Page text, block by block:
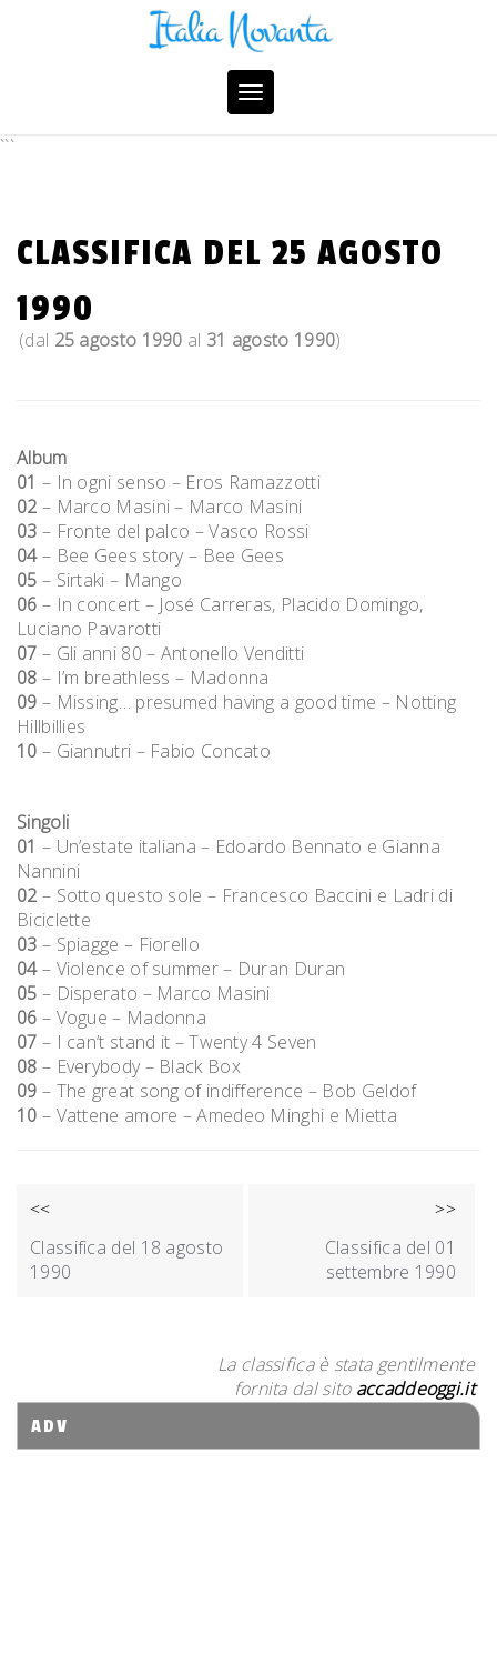
Toggle
navigation
```
CLASSIFICA DEL 25 AGOSTO
1990
(dal 25 agosto 1990 al 31 agosto 1990)
Album
01 – In ogni senso – Eros Ramazzotti
02 – Marco Masini – Marco Masini
03 – Fronte del palco – Vasco Rossi
04– Bee Gees story – Bee Gees
05 – Sirtaki – Mango
06 – In concert – José Carreras, Placido Domingo,
Luciano Pavarotti
07 – Gli anni 80 – Antonello Venditti
08 – I’m breathless – Madonna
09 – Missing… presumed having a good time – Notting
Hillbillies
10 – Giannutri – Fabio Concato
Singoli
01 – Un’estate italiana – Edoardo Bennato e Gianna
Nannini
02 – Sotto questo sole – Francesco Baccini e Ladri di
Biciclette
03 – Spiagge – Fiorello
04– Violence of summer – Duran Duran
05 – Disperato – Marco Masini
06 – Vogue – Madonna
07 – I can’t stand it – Twenty 4 Seven
08 – Everybody – Black Box
09 – The great song of indifference – Bob Geldof
10 – Vattene amore – Amedeo Minghi e Mietta
NAVIGAZIONE
ARTICOLI
<<
Classifica del 18 agosto
1990
>>
Classifica del 01
settembre 1990
La classifica è stata gentilmente
fornita dal sito accaddeoggi.it
ADV